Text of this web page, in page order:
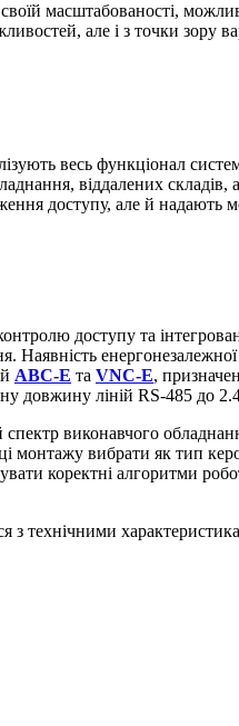
масштабованості,
але і з точки зору
весь функціонал
віддалених складів,
доступу, але й надають
доступу та
ABC-E та VNC-E,
довжину ліній RS-485 до
виконавчого
монтажу вибрати як тип
коректні алгоритми
з технічними